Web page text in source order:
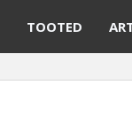
TOOTED